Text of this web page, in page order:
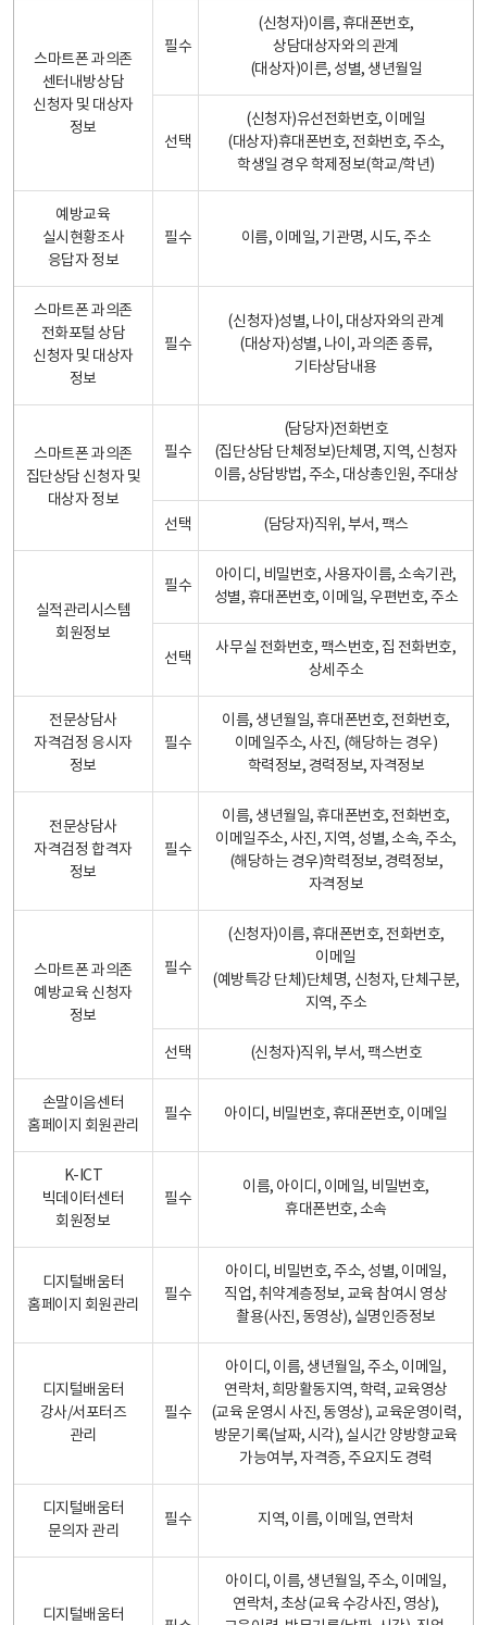
스마트폰 과의존
센터내방상담
신청자 및 대상자
정보
필수
(신청자)이름, 휴대폰번호,
상담대상자와의 관계
(대상자)이른, 성별, 생년월일
선택
(신청자)유선전화번호, 이메일
(대상자)휴대폰번호, 전화번호, 주소,
학생일 경우 학제정보(학교/학년)
예방교육
실시현황조사
응답자 정보
필수 이름, 이메일, 기관명, 시도, 주소
스마트폰 과의존
전화포털 상담
신청자 및 대상자
정보
필수
(신청자)성별, 나이, 대상자와의 관계
(대상자)성별, 나이, 과의존 종류,
기타상담내용
스마트폰 과의존
집단상담 신청자 및
대상자 정보
필수
(담당자)전화번호
(집단상담 단체정보)단체명, 지역, 신청자
이름, 상담방법, 주소, 대상총인원, 주대상
선택 (담당자)직위, 부서, 팩스
실적관리시스템
회원정보
필수
아이디, 비밀번호, 사용자이름, 소속기관,
성별, 휴대폰번호, 이메일, 우편번호, 주소
선택
사무실 전화번호, 팩스번호, 집 전화번호,
상세주소
전문상담사
자격검정 응시자
정보
필수
이름, 생년월일, 휴대폰번호, 전화번호,
이메일주소, 사진, (해당하는 경우)
학력정보, 경력정보, 자격정보
전문상담사
자격검정 합격자
정보
필수
이름, 생년월일, 휴대폰번호, 전화번호,
이메일주소, 사진, 지역, 성별, 소속, 주소,
(해당하는 경우)학력정보, 경력정보,
자격정보
스마트폰 과의존
예방교육 신청자
정보
필수
(신청자)이름, 휴대폰번호, 전화번호,
이메일
(예방특강 단체)단체명, 신청자, 단체구분,
지역, 주소
선택 (신청자)직위, 부서, 팩스번호
손말이음센터
홈페이지 회원관리
필수 아이디, 비밀번호, 휴대폰번호, 이메일
K-ICT
빅데이터센터
회원정보
필수
이름, 아이디, 이메일, 비밀번호,
휴대폰번호, 소속
디지털배움터
홈페이지 회원관리
필수
아이디, 비밀번호, 주소, 성별, 이메일,
직업, 취약계층정보, 교육 참여시 영상
촬용(사진, 동영상), 실명인증정보
디지털배움터
강사/서포터즈
관리
필수
아이디, 이름, 생년월일, 주소, 이메일,
연락처, 희망활동지역, 학력, 교육영상
(교육 운영시 사진, 동영상), 교육운영이력,
방문기록(날짜, 시각), 실시간 양방향교육
가능여부, 자격증, 주요지도 경력
디지털배움터
문의자 관리
필수 지역, 이름, 이메일, 연락처
디지털배움터
아이디, 이름, 생년월일, 주소, 이메일,
연락처, 초상(교육 수강사진, 영상),